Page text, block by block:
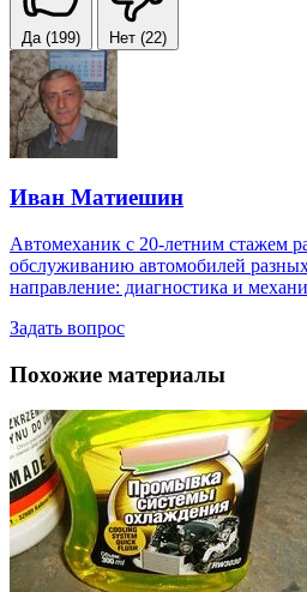
Да (199) Нет (22)
Иван Матиешин
Автомеханик с 20-летним стажем
обслуживанию автомобилей
направление: диагностика и
Задать вопрос
Похожие материалы